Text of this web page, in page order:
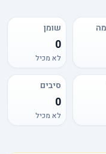
שומן
0
לא מכיל
סיבים
0
לא מכיל